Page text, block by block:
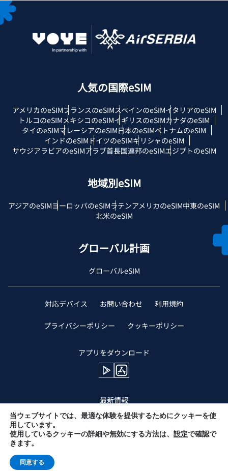
人気の国際eSIM
アメリカのeSIMフランスのeSIMスペインのeSIMイタリアのeSIM
トルコのeSIM メキシコのeSIMイギリスのeSIMカナダのeSIM
タイのeSIMマレーシアのeSIM日本のeSIMベトナムのeSIM
インドのeSIM ドイツのeSIMギリシャのeSIM
サウジアラビアのeSIMアラブ首長国連邦のeSIMエジプトのeSIM
地域別eSIM
アジアのeSIMヨーロッパのeSIMラテンアメリカのeSIM中東のeSIM
北米のeSIM
グローバル計画
グローバルeSIM
対応デバイス お問い合わせ 利用規約
プライバシーポリシー クッキーポリシー
アプリをダウンロード
最新情報
当ウェブサイトでは、最適な体験を提供するためにクッキーを使
用しています。
使用しているクッキーの詳細や無効にする方法は、 設定で確認で
きます。
同意する